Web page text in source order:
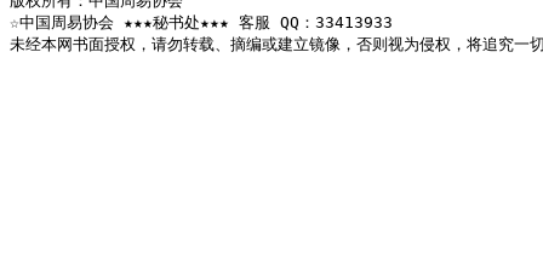
☆中国周易协会 ★★★秘书处★★★ 客服 QQ：33413933
未经本网书面授权，请勿转载、摘编或建立镜像，否则视为侵权，将追究一